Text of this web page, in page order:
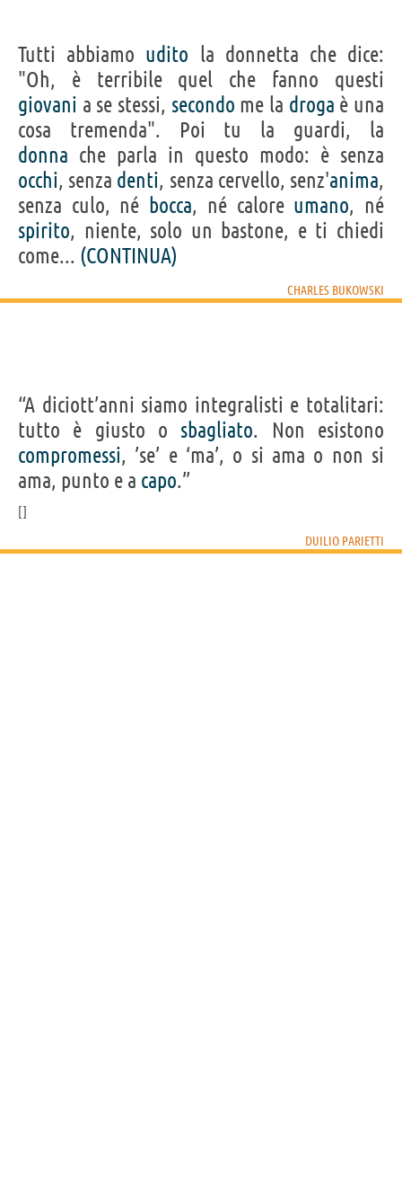
Tutti abbiamo udito la donnetta che dice:
"Oh, è terribile quel che fanno questi
giovani a se stessi, secondo me la droga è una
cosa tremenda". Poi tu la guardi, la
donna che parla in questo modo: è senza
occhi, senza denti, senza cervello, senz'anima,
senza culo, né bocca, né calore umano, né
spirito, niente, solo un bastone, e ti chiedi
come... (CONTINUA)
CHARLES BUKOWSKI
“A diciott’anni siamo integralisti e totalitari:
tutto è giusto o sbagliato. Non esistono
compromessi, ’se’ e ‘ma’, o si ama o non si
ama, punto e a capo.”
DUILIO PARIETTI